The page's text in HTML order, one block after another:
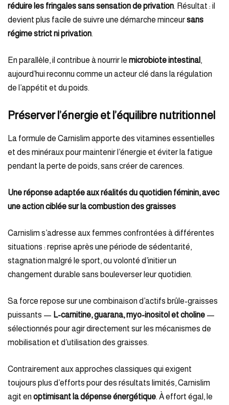
réduire les fringales sans sensation de privation. Résultat : il
devient plus facile de suivre une démarche minceursans
régime strict ni privation.
En parallèle, il contribue à nourrir le microbiote intestinal,
aujourd’hui reconnu comme un acteur clé dans la régulation
de l’appétit et du poids.
Préserver l’énergie et l’équilibre nutritionnel
La formule de Carnislim apporte des vitamines essentielles
et des minéraux pour maintenir l’énergie et éviter la fatigue
pendant la perte de poids, sans créer de carences.
Une réponse adaptée aux réalités du quotidien féminin, avec
une action ciblée sur la combustion des graisses
Carnislim s’adresse aux femmes confrontées à différentes
situations : reprise après une période de sédentarité,
stagnation malgré le sport, ou volonté d’initier un
changement durable sans bouleverser leur quotidien.
Sa force repose sur une combinaison d’actifs brûle-graisses
puissants — L-carnitine, guarana, myo-inositol et choline —
sélectionnés pour agir directement sur les mécanismes de
mobilisation et d’utilisation des graisses.
Contrairement aux approches classiques qui exigent
toujours plus d’efforts pour des résultats limités, Carnislim
agit en optimisant la dépense énergétique. À effort égal, le